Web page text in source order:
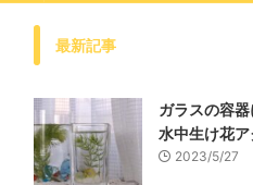
最新記事
ガラスの容
水中生け花
2023/5/27